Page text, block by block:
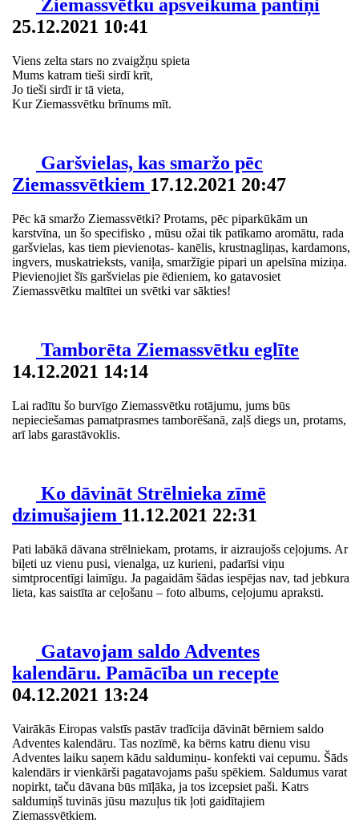
Ziemassvētku apsveikuma pantiņi
25.12.2021 10:41
Viens zelta stars no zvaigžņu spieta
Mums katram tieši sirdī krīt,
Jo tieši sirdī ir tā vieta,
Kur Ziemassvētku brīnums mīt.
Garšvielas, kas smaržo pēc
Ziemassvētkiem 17.12.2021 20:47
Pēc kā smaržo Ziemassvētki? Protams, pēc piparkūkām un
karstvīna, un šo specifisko , mūsu ožai tik patīkamo aromātu, rada
garšvielas, kas tiem pievienotas- kanēlis, krustnagliņas, kardamons,
ingvers, muskatrieksts, vaniļa, smaržīgie pipari un apelsīna miziņa.
Pievienojiet šīs garšvielas pie ēdieniem, ko gatavosiet
Ziemassvētku maltītei un svētki var sākties!
Tamborēta Ziemassvētku eglīte
14.12.2021 14:14
Lai radītu šo burvīgo Ziemassvētku rotājumu, jums būs
nepieciešamas pamatprasmes tamborēšanā, zaļš diegs un, protams,
arī labs garastāvoklis.
Ko dāvināt Strēlnieka zīmē
dzimušajiem 11.12.2021 22:31
Pati labākā dāvana strēlniekam, protams, ir aizraujošs ceļojums. Ar
biļeti uz vienu pusi, vienalga, uz kurieni, padarīsi viņu
simtprocentīgi laimīgu. Ja pagaidām šādas iespējas nav, tad jebkura
lieta, kas saistīta ar ceļošanu – foto albums, ceļojumu apraksti.
Gatavojam saldo Adventes
kalendāru. Pamācība un recepte
04.12.2021 13:24
Vairākās Eiropas valstīs pastāv tradīcija dāvināt bērniem saldo
Adventes kalendāru. Tas nozīmē, ka bērns katru dienu visu
Adventes laiku saņem kādu saldumiņu- konfekti vai cepumu. Šāds
kalendārs ir vienkārši pagatavojams pašu spēkiem. Saldumus varat
nopirkt, taču dāvana būs mīļāka, ja tos izcepsiet paši. Katrs
saldumiņš tuvinās jūsu mazuļus tik ļoti gaidītajiem
Ziemassvētkiem.